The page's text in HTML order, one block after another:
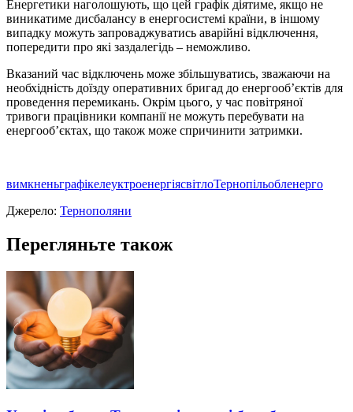
Енергетики наголошують, що цей графiк дiятиме, якщо не
виникатиме дисбалансу в енергосистемi країни, в iншому
випадку можуть запроваджуватись аварiйнi вiдключення,
попередити про якi заздалегiдь – неможливо.
Вказаний час вiдключень може збiльшуватись, зважаючи на
необхiднiсть доїзду оперативних бригад до енергооб’єктiв для
проведення перемикань. Окрiм цього, у час повiтряної
тривоги працiвники компанiї не можуть перебувати на
енергооб’єктах, що також може спричинити затримки.
вимкненьграфікелеуктроенергіясвітлоТернопільобленерго
Джерело: Тернополяни
Перегляньте також